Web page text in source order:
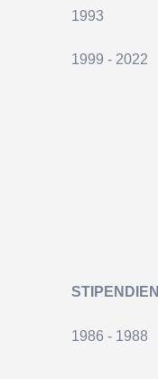
1993
1999 - 2022
STIPENDIEN
1986 - 1988